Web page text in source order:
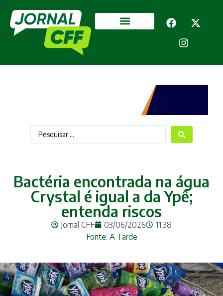
Bactéria encontrada na água
Crystal é igual a da Ypê;
entenda riscos
Jornal CFF 03/06/2026
11:38
Fonte: A Tarde